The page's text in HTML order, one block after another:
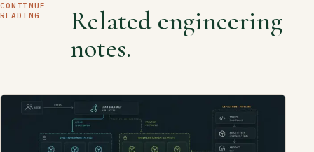
CONTINUE
READING
Related engineering
notes.